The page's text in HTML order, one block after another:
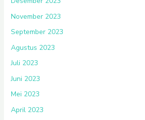
November 2023
September 2023
Agustus 2023
Juli 2023
Juni 2023
Mei 2023
April 2023